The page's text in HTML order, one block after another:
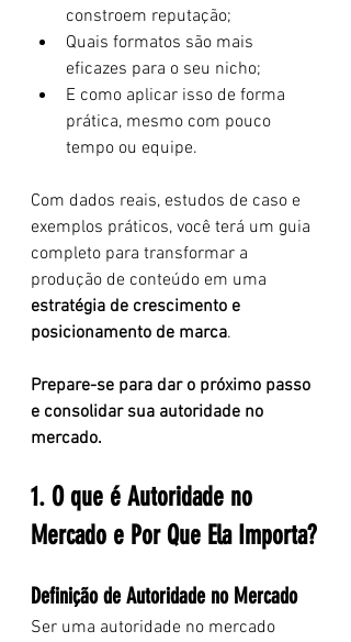
constroem reputação;
Quais formatos são mais
eficazes para o seu nicho;
E como aplicar isso de forma
prática, mesmo com pouco
tempo ou equipe.
Com dados reais, estudos de caso e
exemplos práticos, você terá um guia
completo para transformar a
produção de conteúdo em uma
estratégia de crescimento e
posicionamento de marca.
Prepare-se para dar o próximo passo
e consolidar sua autoridade no
mercado.
1. O que é Autoridade no
Mercado e Por Que Ela Importa?
Definição de Autoridade no Mercado
Ser uma autoridade no mercado